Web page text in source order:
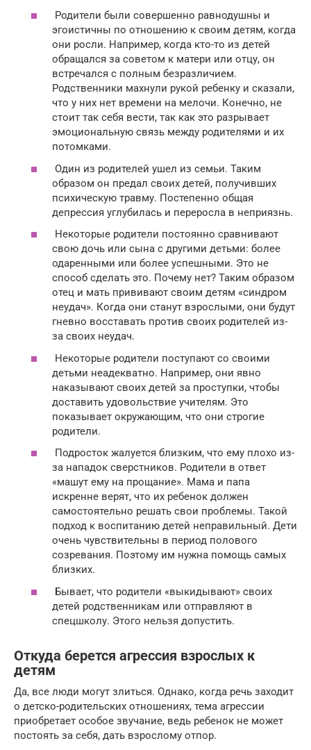
Родители были совершенно равнодушны и
эгоистичны по отношению к своим детям, когда
они росли. Например, когда кто-то из детей
обращался за советом к матери или отцу, он
встречался с полным безразличием.
Родственники махнули рукой ребенку и сказали,
что у них нет времени на мелочи. Конечно, не
стоит так себя вести, так как это разрывает
эмоциональную связь между родителями и их
потомками.
Один из родителей ушел из семьи. Таким
образом он предал своих детей, получивших
психическую травму. Постепенно общая
депрессия углубилась и переросла в неприязнь.
Некоторые родители постоянно сравнивают
свою дочь или сына с другими детьми: более
одаренными или более успешными. Это не
способ сделать это. Почему нет? Таким образом
отец и мать прививают своим детям «синдром
неудач». Когда они станут взрослыми, они будут
гневно восставать против своих родителей из-
за своих неудач.
Некоторые родители поступают со своими
детьми неадекватно. Например, они явно
наказывают своих детей за проступки, чтобы
доставить удовольствие учителям. Это
показывает окружающим, что они строгие
родители.
Подросток жалуется близким, что ему плохо из-
за нападок сверстников. Родители в ответ
«машут ему на прощание». Мама и папа
искренне верят, что их ребенок должен
самостоятельно решать свои проблемы. Такой
подход к воспитанию детей неправильный. Дети
очень чувствительны в период полового
созревания. Поэтому им нужна помощь самых
близких.
Бывает, что родители «выкидывают» своих
детей родственникам или отправляют в
спецшколу. Этого нельзя допустить.
Откуда берется агрессия взрослых к
детям
Да, все люди могут злиться. Однако, когда речь заходит
о детско-родительских отношениях, тема агрессии
приобретает особое звучание, ведь ребенок не может
постоять за себя, дать взрослому отпор.